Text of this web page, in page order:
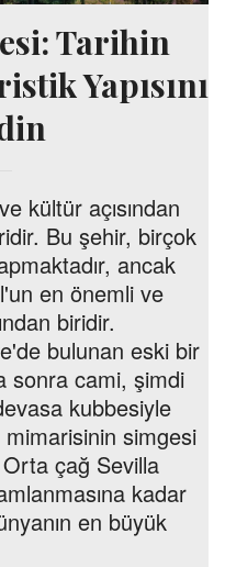
Tarihin
Yapısını
kültür açısından
Bu şehir, birçok
ancak
en önemli ve
biridir.
bulunan eski bir
sonra cami, şimdi
kubbesiyle
simgesi
çağ Sevilla
kadar
en büyük